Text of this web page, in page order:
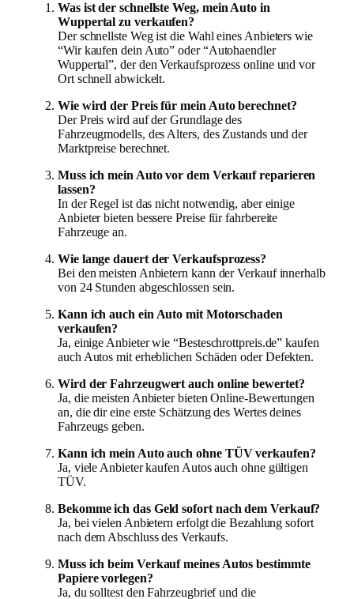
Was ist der schnellste Weg, mein Auto in
Wuppertal zu verkaufen?
Der schnellste Weg ist die Wahl eines Anbieters wie
“Wir kaufen dein Auto” oder “Autohaendler
Wuppertal”, der den Verkaufsprozess online und vor
Ort schnell abwickelt.
Wie wird der Preis für mein Auto berechnet?
Der Preis wird auf der Grundlage des
Fahrzeugmodells, des Alters, des Zustands und der
Marktpreise berechnet.
Muss ich mein Auto vor dem Verkauf reparieren
lassen?
In der Regel ist das nicht notwendig, aber einige
Anbieter bieten bessere Preise für fahrbereite
Fahrzeuge an.
Wie lange dauert der Verkaufsprozess?
Bei den meisten Anbietern kann der Verkauf innerhalb
von 24 Stunden abgeschlossen sein.
Kann ich auch ein Auto mit Motorschaden
verkaufen?
Ja, einige Anbieter wie “Besteschrottpreis.de” kaufen
auch Autos mit erheblichen Schäden oder Defekten.
Wird der Fahrzeugwert auch online bewertet?
Ja, die meisten Anbieter bieten Online-Bewertungen
an, die dir eine erste Schätzung des Wertes deines
Fahrzeugs geben.
Kann ich mein Auto auch ohne TÜV verkaufen?
Ja, viele Anbieter kaufen Autos auch ohne gültigen
TÜV.
Bekomme ich das Geld sofort nach dem Verkauf?
Ja, bei vielen Anbietern erfolgt die Bezahlung sofort
nach dem Abschluss des Verkaufs.
Muss ich beim Verkauf meines Autos bestimmte
Papiere vorlegen?
Ja, du solltest den Fahrzeugbrief und die